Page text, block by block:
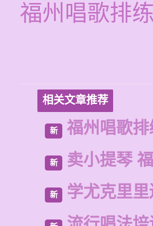
福州唱歌排
相关文章推荐
新 福州唱歌
新 卖小提琴
新 学尤克里